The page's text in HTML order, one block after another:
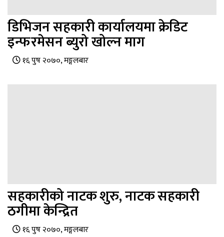
डिभिजन सहकारी कार्यालयमा क्रेडिट
इन्फरमेसन ब्युरो खोल्न माग
१६ पुष २०७०, मङ्गलबार
सहकारीको नाटक शुरु, नाटक सहकारी
ठगीमा केन्द्रित
१६ पुष २०७०, मङ्गलबार